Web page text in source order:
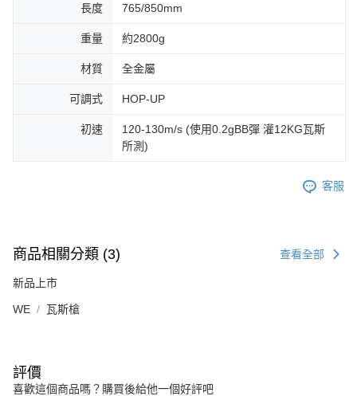
長度 765/850mm
重量 約2800g
材質 全金屬
可調式 HOP-UP
初速
120-130m/s (使用0.2gBB彈 灌12KG瓦斯
所測)
客服
商品相關分類 (3) 查看全部
新品上市
WE 瓦斯槍
評價
喜歡這個商品嗎？購買後給他一個好評吧